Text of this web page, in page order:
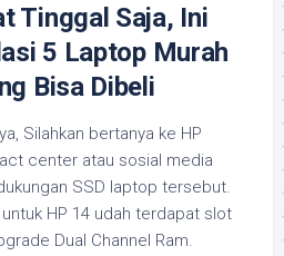
Tinggal Saja, Ini
5 Laptop Murah
Bisa Dibeli
Silahkan bertanya ke HP
center atau sosial media
SSD laptop tersebut.
HP 14 udah terdapat slot
Dual Channel Ram.